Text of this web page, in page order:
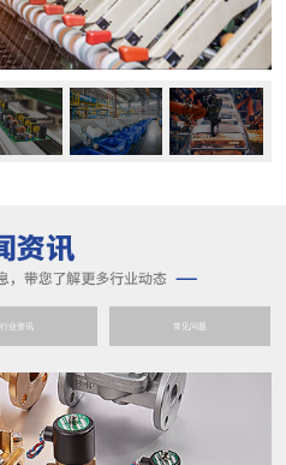
行业资讯 常见问题